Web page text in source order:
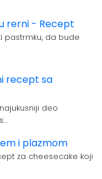
rerni - Recept
pastrmku, da bude
recept sa
deo
i plazmom
za cheesecake koji